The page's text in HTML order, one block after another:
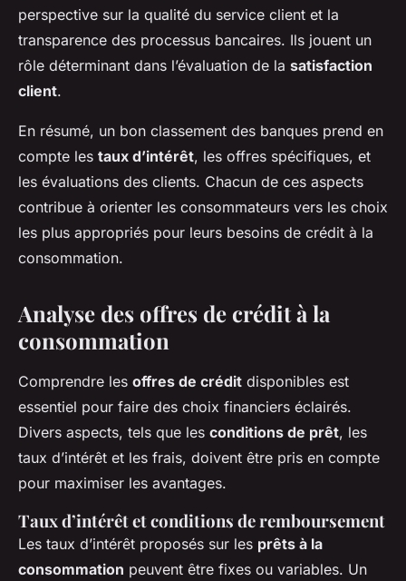
perspective sur la qualité du service client et la
transparence des processus bancaires. Ils jouent un
rôle déterminant dans l’évaluation de la satisfaction
client.
En résumé, un bon classement des banques prend en
compte les taux d’intérêt, les offres spécifiques, et
les évaluations des clients. Chacun de ces aspects
contribue à orienter les consommateurs vers les choix
les plus appropriés pour leurs besoins de crédit à la
consommation.
Analyse des offres de crédit à la
consommation
Comprendre les offres de crédit disponibles est
essentiel pour faire des choix financiers éclairés.
Divers aspects, tels que les conditions de prêt, les
taux d’intérêt et les frais, doivent être pris en compte
pour maximiser les avantages.
Taux d’intérêt et conditions de remboursement
Les taux d’intérêt proposés sur les prêts à la
consommation peuvent être fixes ou variables. Un